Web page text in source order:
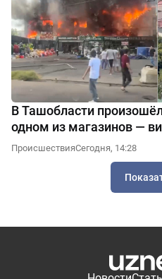
В Ташобласти
одном из магазинов —
ПроисшествияСегодня, 14:28